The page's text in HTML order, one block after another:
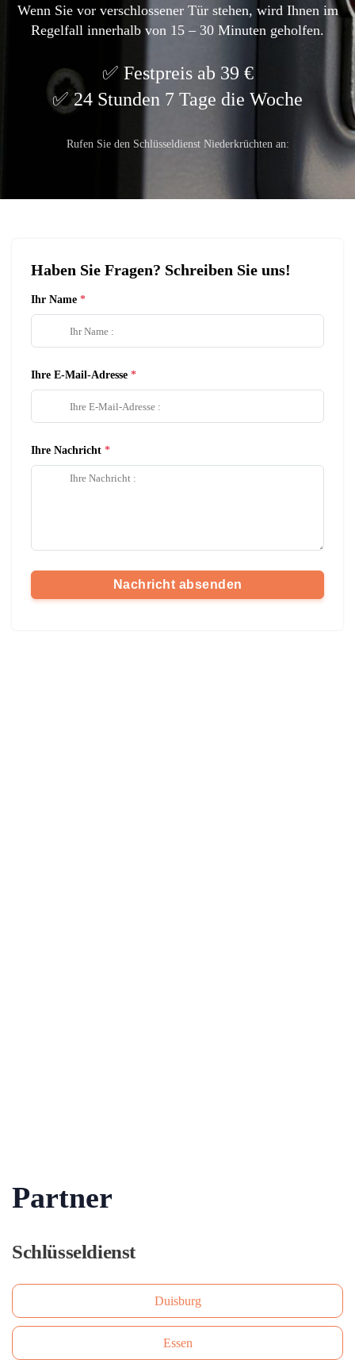
Wenn Sie vor verschlossener Tür stehen, wird Ihnen im
Regelfall innerhalb von 15 – 30 Minuten geholfen.
Festpreis ab 39 €
24 Stunden 7 Tage die Woche
Rufen Sie den Schlüsseldienst Niederkrüchten an:
Haben Sie Fragen? Schreiben Sie uns!
Ihr Name
Ihre E-Mail-Adresse
Ihre Nachricht
Nachricht absenden
Partner
Schlüsseldienst
Duisburg
Essen